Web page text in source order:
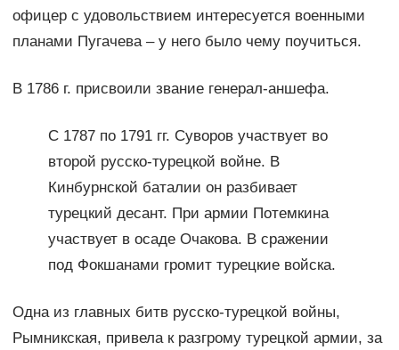
офицер с удовольствием интересуется военными
планами Пугачева – у него было чему поучиться.
В 1786 г. присвоили звание генерал-аншефа.
С 1787 по 1791 гг. Суворов участвует во
второй русско-турецкой войне. В
Кинбурнской баталии он разбивает
турецкий десант. При армии Потемкина
участвует в осаде Очакова. В сражении
под Фокшанами громит турецкие войска.
Одна из главных битв русско-турецкой войны,
Рымникская, привела к разгрому турецкой армии, за